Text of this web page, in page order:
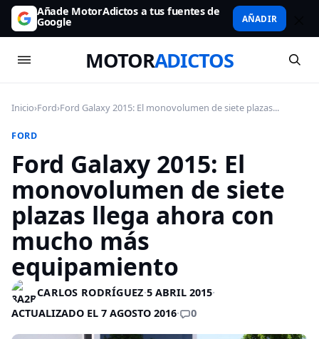
Añade MotorAdictos a tus fuentes de
Google AÑADIR
MOTORADICTOS
Inicio›Ford›Ford Galaxy 2015: El monovolumen de siete plazas...
FORD
Ford Galaxy 2015: El
monovolumen de siete
plazas llega ahora con
mucho más
equipamiento
CARLOS RODRÍGUEZ·5 ABRIL 2015·
ACTUALIZADO EL 7 AGOSTO 2016· 0